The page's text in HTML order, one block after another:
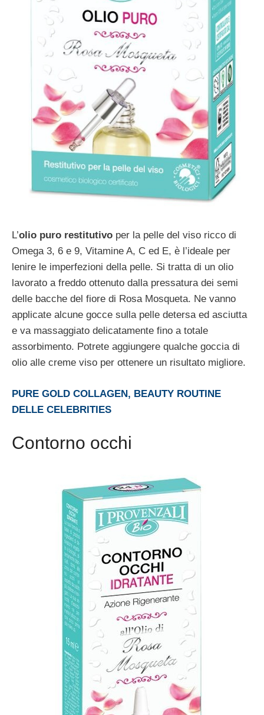
L’olio puro restitutivo per la pelle del viso ricco di
Omega 3, 6 e 9, Vitamine A, C ed E, è l’ideale per
lenire le imperfezioni della pelle. Si tratta di un olio
lavorato a freddo ottenuto dalla pressatura dei semi
delle bacche del fiore di Rosa Mosqueta. Ne vanno
applicate alcune gocce sulla pelle detersa ed asciutta
e va massaggiato delicatamente fino a totale
assorbimento. Potrete aggiungere qualche goccia di
olio alle creme viso per ottenere un risultato migliore.
PURE GOLD COLLAGEN, BEAUTY ROUTINE
DELLE CELEBRITIES
Contorno occhi